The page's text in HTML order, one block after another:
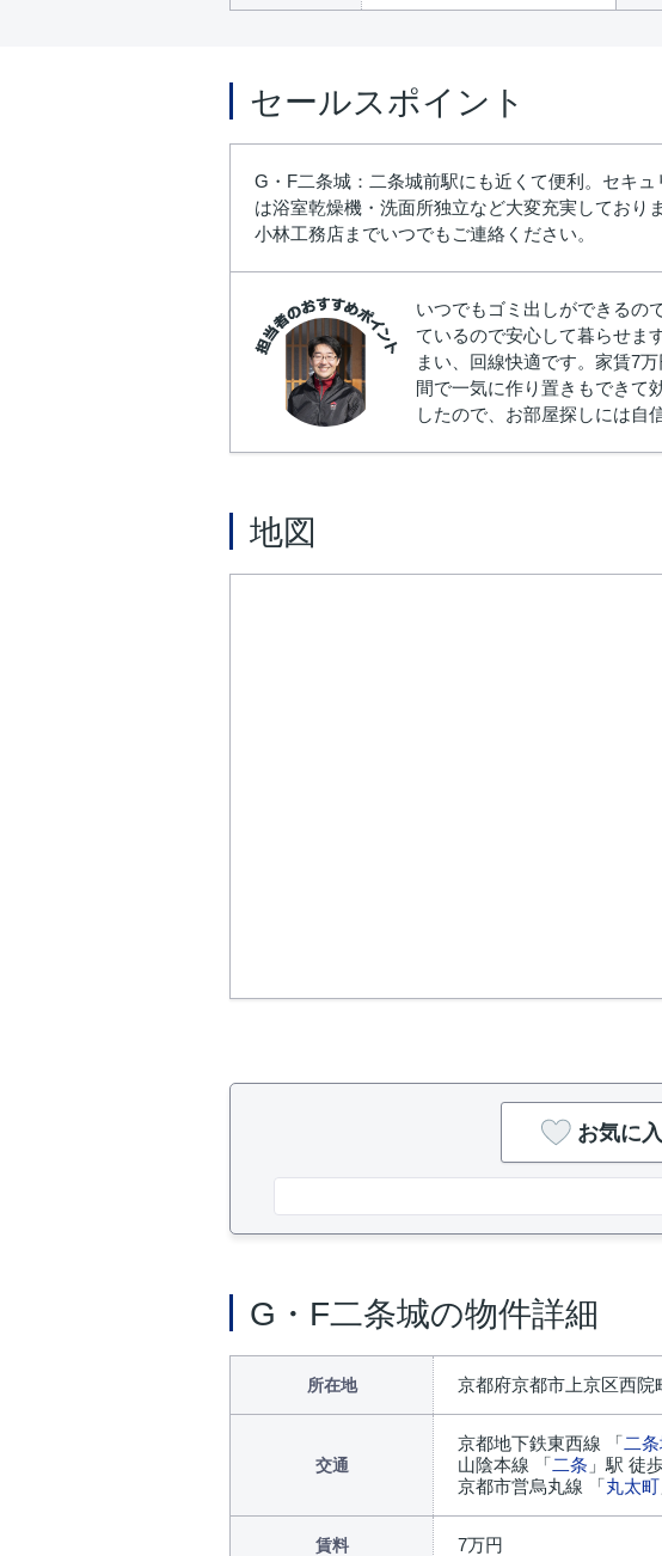
セールスポイント
G・F二条城：二条城前駅にも近くて便利。セキ
は浴室乾燥機・洗面所独立など大変充実しており
小林工務店までいつでもご連絡ください。
いつでもゴミ出しができるの
ているので安心して暮らせま
まい、回線快適です。家賃7
間で一気に作り置きもできて
したので、お部屋探しには自
地図
お気に
G・F二条城の物件詳細
所在地 京都府京都市上京区西院
交通
京都地下鉄東西線 「二
山陰本線 「二条 」駅 徒
京都市営烏丸線 「丸太町
賃料 7万円